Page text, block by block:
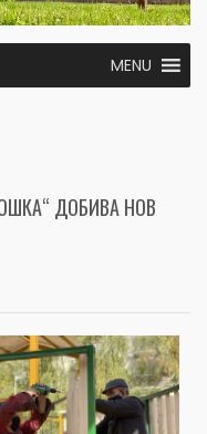
MENU
ДОБИВА НОВ